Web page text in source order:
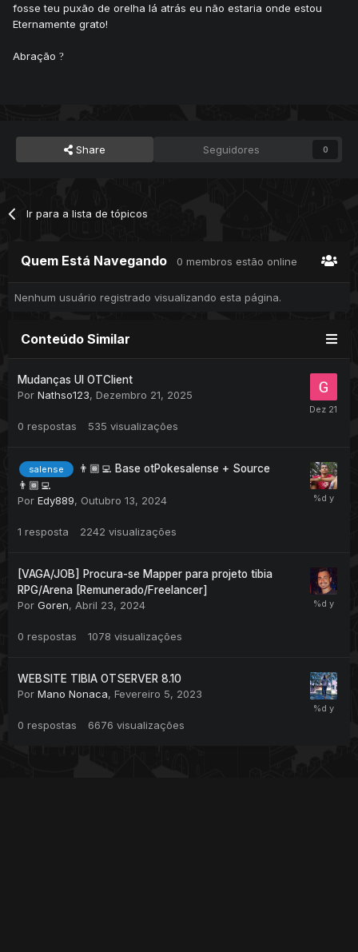
fosse teu puxão de orelha lá atrás eu não estaria onde estou
Eternamente grato!
Abração ?
Share Seguidores 0
Ir para a lista de tópicos
Quem Está Navegando 0 membros estão online
Nenhum usuário registrado visualizando esta página.
Conteúdo Similar
Mudanças UI OTClient
Por Nathso123, Dezembro 21, 2025
0 respostas 535 visualizações
salense
👨🏾‍💻 Base otPokesalense + Source
👨🏾‍💻
Por Edy889, Outubro 13, 2024
1 resposta 2242 visualizações
[VAGA/JOB] Procura-se Mapper para projeto tibia
RPG/Arena [Remunerado/Freelancer]
Por Goren, Abril 23, 2024
0 respostas 1078 visualizações
WEBSITE TIBIA OTSERVER 8.10
Por Mano Nonaca, Fevereiro 5, 2023
0 respostas 6676 visualizações